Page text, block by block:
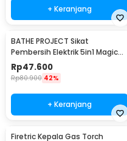
+ Keranjang
BATHE PROJECT Sikat
Pembersih Elektrik 5in1 Magic
Brush Rechargeable - WQ8110
Rp47.600
Rp80.900 42%
+ Keranjang
Firetric Kepala Gas Torch